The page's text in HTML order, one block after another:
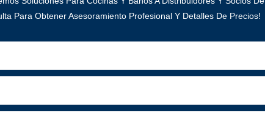
Para Obtener Asesoramiento Profesional Y Detalles De Precios!